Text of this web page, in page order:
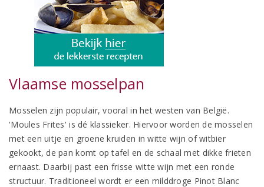
Vlaamse mosselpan
Mosselen zijn populair, vooral in het westen van België.
'Moules Frites' is dé klassieker. Hiervoor worden de mosselen
met een uitje en groene kruiden in witte wijn of witbier
gekookt, de pan komt op tafel en de schaal met dikke frieten
ernaast. Daarbij past een frisse witte wijn met een ronde
structuur. Traditioneel wordt er een milddroge Pinot Blanc